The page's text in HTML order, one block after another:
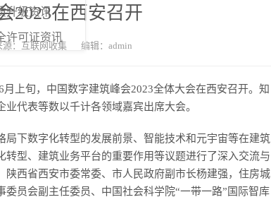
升级资讯
许可证资讯
2023在西安召开
源：互联网收集 编辑：admin
上旬，中国数字建筑峰会2023全体大会在西安召开。知
代表等数以千计各领域嘉宾出席大会。
下数字化转型的发展前景、智能技术和元宇宙等在建筑
型、建筑业务平台的重要作用等议题进行了深入交流与
西省西安市委常委、市人民政府副市长杨建强，住房城
员会副主任委员、中国社会科学院“一带一路”国际智库